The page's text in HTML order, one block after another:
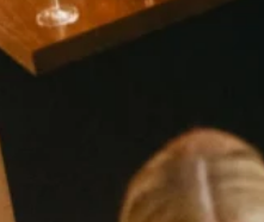
connect“ durften
Banking und seit
Einblicke in ihren
in den Mittelpunkt,
Terminen und